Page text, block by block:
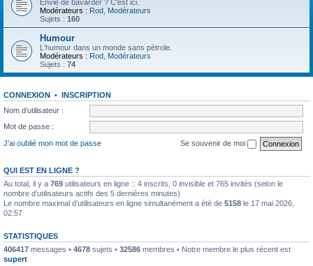
Envie de bavarder ? C'est ici.
Modérateurs : Rod Modérateurs
Sujets : 160
Humour
L'humour dans un monde sans pétrole.
Modérateurs : Rod Modérateurs
Sujets : 74
CONNEXION • INSCRIPTION
Nom d’utilisateur :
Mot de passe :
J’ai oublié mon mot de passe
Se souvenir de moi
QUI EST EN LIGNE ?
Au total, il y a 769 utilisateurs en ligne :: 4 inscrits, 0 invisible et 765 invités (selon le
nombre d’utilisateurs actifs des 5 dernières minutes)
Le nombre maximal d’utilisateurs en ligne simultanément a été de 5158 le 17 mai 2026,
02:57
STATISTIQUES
406417 messages • 4678 sujets • 32586 membres • Notre membre le plus récent est
supert